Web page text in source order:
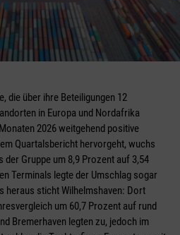
die über ihre Beteiligungen 12
in Europa und Nordafrika
2026 weitgehend positive
Quartalsbericht hervorgeht, wuchs
der Gruppe um 8,9 Prozent auf 3,54
Terminals legte der Umschlag sogar
heraus sticht Wilhelmshaven: Dort
um 60,7 Prozent auf rund
Bremerhaven legten zu, jedoch im